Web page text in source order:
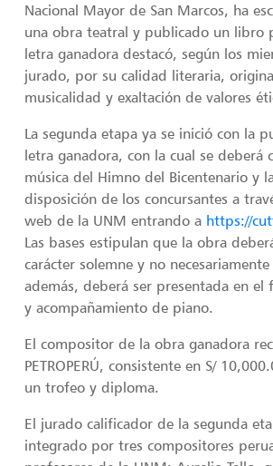
Nacional Mayor de San Marcos, ha
una obra teatral y publicado un libro
letra ganadora destacó, según los
jurado, por su calidad literaria,
musicalidad y exaltación de valores
La segunda etapa ya se inició con la
letra ganadora, con la cual se deberá
música del Himno del Bicentenario y
disposición de los concursantes a
web de la UNM entrando a https://
Las bases estipulan que la obra
carácter solemne y no
además, deberá ser presentada en el
y acompañamiento de piano.
El compositor de la obra ganadora
PETROPERÚ, consistente en S/
un trofeo y diploma.
El jurado calificador de la segunda
integrado por tres compositores